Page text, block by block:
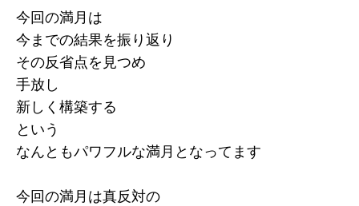
今回の満月は
今までの結果を振り返り
その反省点を見つめ
手放し
新しく構築する
という
なんともパワフルな満月となってます
今回の満月は真反対の